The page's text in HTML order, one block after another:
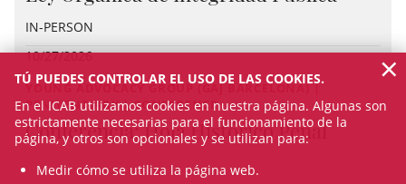
IN-PERSON
10/27/2026
YOUNG ADVOCACY GROUP (GAJ BARCELONA) |
PENITENTIARY | CONFERENCE
Conferencia: Hoja Histórico Penal
TÚ PUEDES CONTROLAR EL USO DE LAS COOKIES.
En el ICAB utilizamos cookies en nuestra página. Algunas son
estrictamente necesarias para el funcionamiento de la
página, y otros son opcionales y se utilizan para:
Medir cómo se utiliza la página web.
×